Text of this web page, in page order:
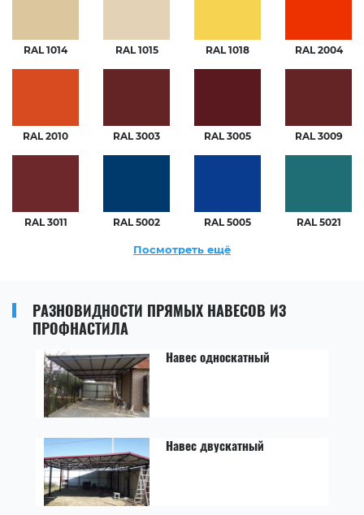
RAL 1014 RAL 1015 RAL 1018 RAL 2004
RAL 2010 RAL 3003 RAL 3005 RAL 3009
RAL 3011 RAL 5002 RAL 5005 RAL 5021
Посмотреть ещё
РАЗНОВИДНОСТИ ПРЯМЫХ НАВЕСОВ ИЗ
ПРОФНАСТИЛА
Навес односкатный
Навес двускатный